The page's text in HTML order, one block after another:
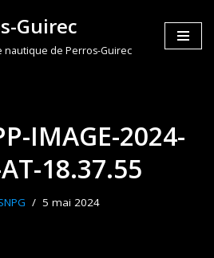
Guirec
nautique de Perros-Guirec
IMAGE-2024-
18.37.55
5 mai 2024